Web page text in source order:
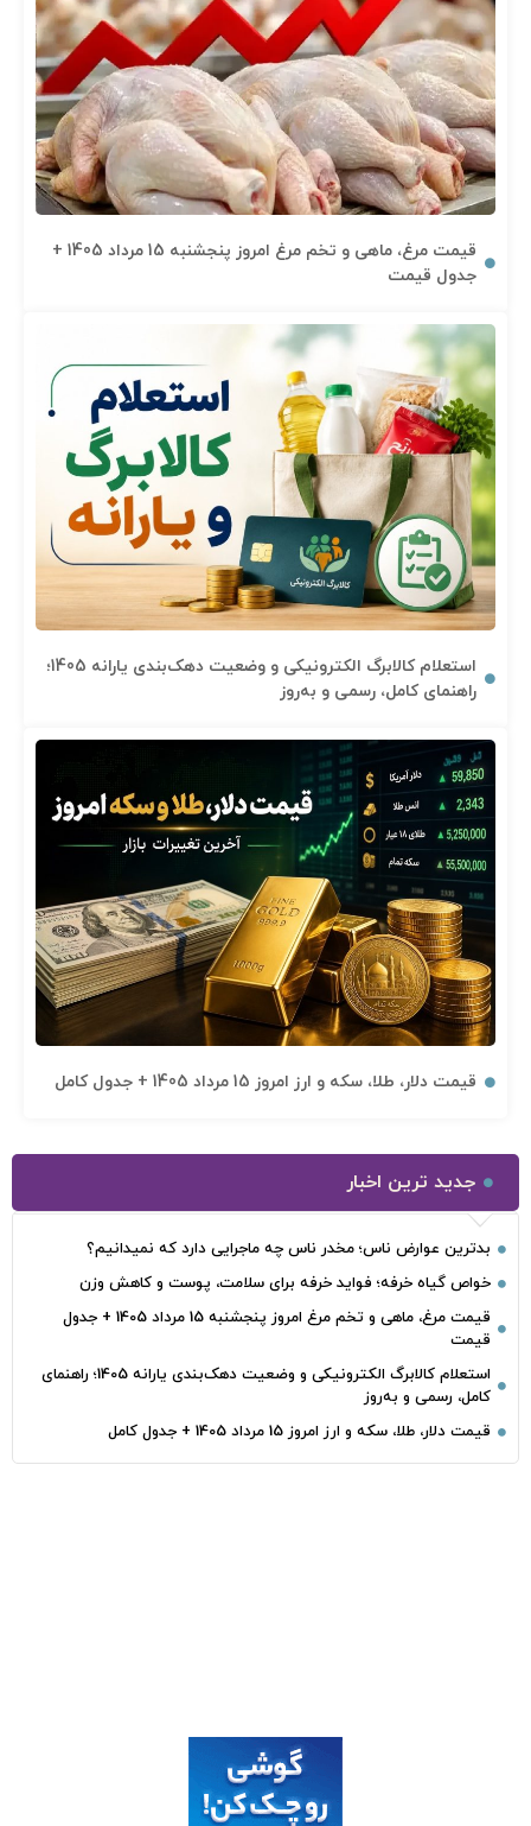
قیمت مرغ، ماهی و تخم مرغ امروز پنجشنبه 15 مرداد 1405 +
جدول قیمت
استعلام کالابرگ الکترونیکی و وضعیت دهک‌بندی یارانه 1405؛
راهنمای کامل، رسمی و به‌روز
قیمت دلار، طلا، سکه و ارز امروز 15 مرداد 1405 + جدول کامل
جدید ترین اخبار
بدترین عوارض ناس؛ مخدر ناس چه ماجرایی دارد که نمیدانیم؟
خواص گیاه خرفه؛ فواید خرفه برای سلامت، پوست و کاهش وزن
قیمت مرغ، ماهی و تخم مرغ امروز پنجشنبه 15 مرداد 1405 + جدول
قیمت
استعلام کالابرگ الکترونیکی و وضعیت دهک‌بندی یارانه 1405؛ راهنمای
کامل، رسمی و به‌روز
قیمت دلار، طلا، سکه و ارز امروز 15 مرداد 1405 + جدول کامل